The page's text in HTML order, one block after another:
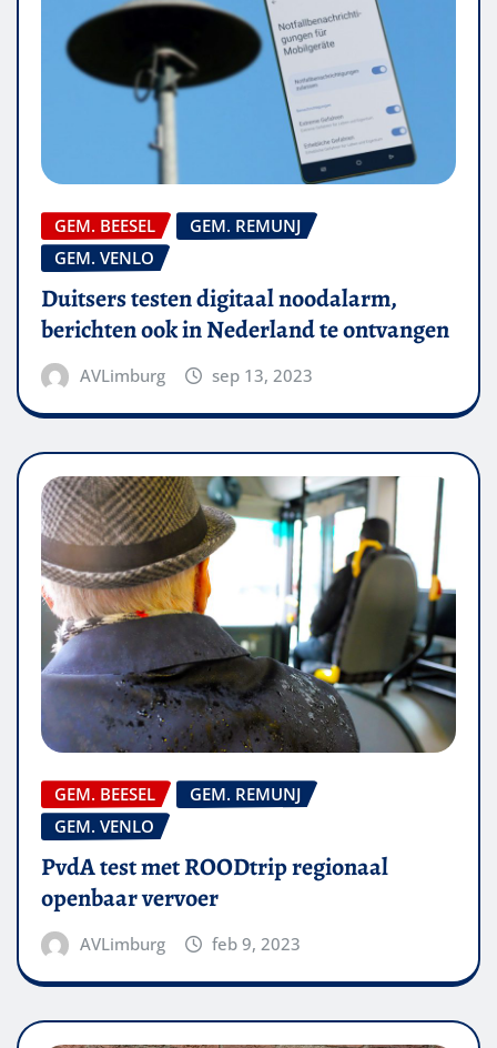
GEM. BEESEL
GEM. REMUNJ
GEM. VENLO
Duitsers testen digitaal noodalarm,
berichten ook in Nederland te ontvangen
AVLimburg sep 13, 2023
GEM. BEESEL
GEM. REMUNJ
GEM. VENLO
PvdA test met ROODtrip regionaal
openbaar vervoer
AVLimburg feb 9, 2023